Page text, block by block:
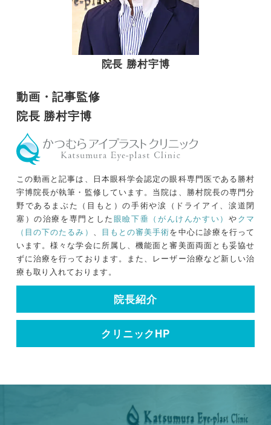
院長 勝村宇博
動画・記事監修
院長 勝村宇博
この動画と記事は、日本眼科学会認定の眼科専門医である勝村
宇博院長が執筆・監修しています。当院は、勝村院長の専門分
野であるまぶた（目もと）の手術や涙（ドライアイ、涙道閉
塞）の治療を専門とした眼瞼下垂（がんけんかすい） やクマ
（目の下のたるみ） 、 目もとの審美手術を中心に診療を行って
います。様々な学会に所属し、機能面と審美面両面とも妥協せ
ずに治療を行っております。また、レーザー治療など新しい治
療も取り入れております。
院長紹介
クリニックHP